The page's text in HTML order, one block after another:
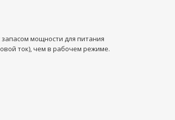
мощности для питания
ток), чем в рабочем режиме.